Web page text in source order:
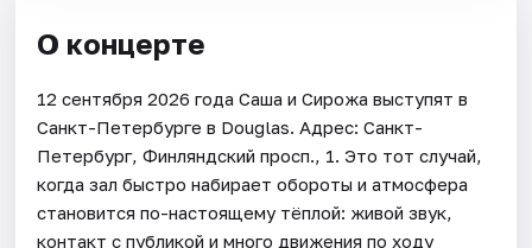
О концерте
12 сентября 2026 года Саша и Сирожа выступят в
Санкт-Петербурге в Douglas. Адрес: Санкт-
Петербург, Финляндский просп., 1. Это тот случай,
когда зал быстро набирает обороты и атмосфера
становится по-настоящему тёплой: живой звук,
контакт с публикой и много движения по ходу